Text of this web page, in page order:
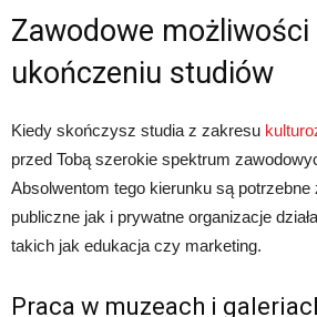
Zawodowe możliwości
ukończeniu studiów
Kiedy skończysz studia z zakresu
przed Tobą szerokie spektrum
Absolwentom tego kierunku są
publiczne jak i prywatne organizacje
takich jak edukacja czy marketing.
Praca w muzeach i